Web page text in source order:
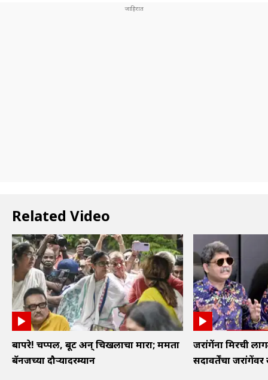
Related Video
बापरे! चप्पल, बूट अन् चिखलाचा मारा; ममता
बॅनर्जींच्या दौऱ्यादरम्यान
जरांगेंना मिरची
सदावर्तेंचा